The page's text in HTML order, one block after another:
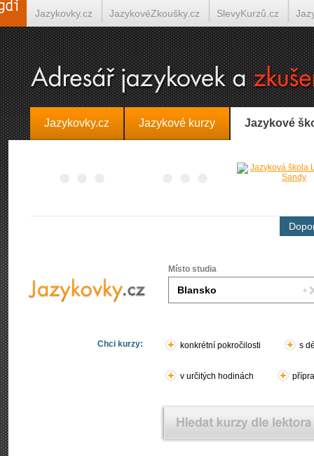
Jazykovky.cz Jazykové kurzy Jazykové
Místo studia
Chci kurzy: konkrétní pokročilosti s
v určitých hodinách
Jazykovky.cz JazykovéZkoušky.cz SlevyKurzů.cz
Španělština on-line Italština on-line Tlumočení-